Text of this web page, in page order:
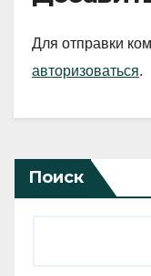
Для отправки
авторизоваться.
Поиск